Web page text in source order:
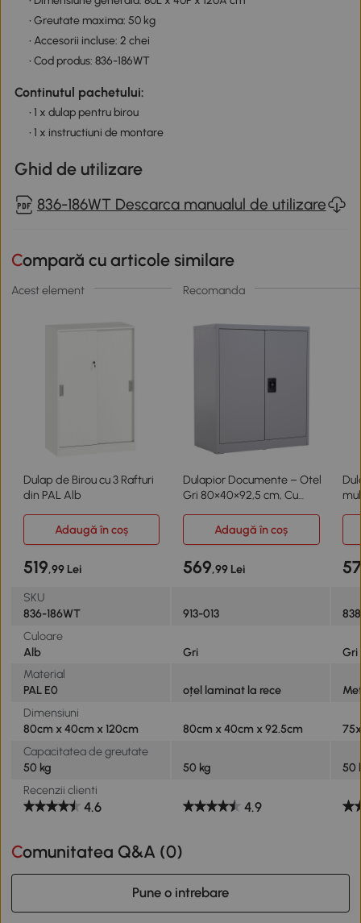
• Greutate maxima: 50 kg
• Accesorii incluse: 2 chei
• Cod produs: 836-186WT
Continutul pachetului:
• 1 x dulap pentru birou
• 1 x instructiuni de montare
Ghid de utilizare
836-186WT Descarca manualul de utilizare
Compară cu articole similare
Acest element Recomanda
Dulap de Birou cu 3 Rafturi
din PAL Alb
Dulapior Documente – Otel
Gri 80×40×92,5 cm, Cu
Adaugă în coș
Adaugă în coș
519,99 Lei 569,99 Lei
SKU
836-186WT
913-013
Culoare
Alb
Gri
Gri
Material
PAL E0
oțel laminat la rece
Dimensiuni
80cm x 40cm x 120cm
80cm x 40cm x 92.5cm
Capacitatea de greutate
50 kg
50 kg
50
Recenzii clienti
4.6 4.9
Comunitatea Q&A (0)
Pune o intrebare